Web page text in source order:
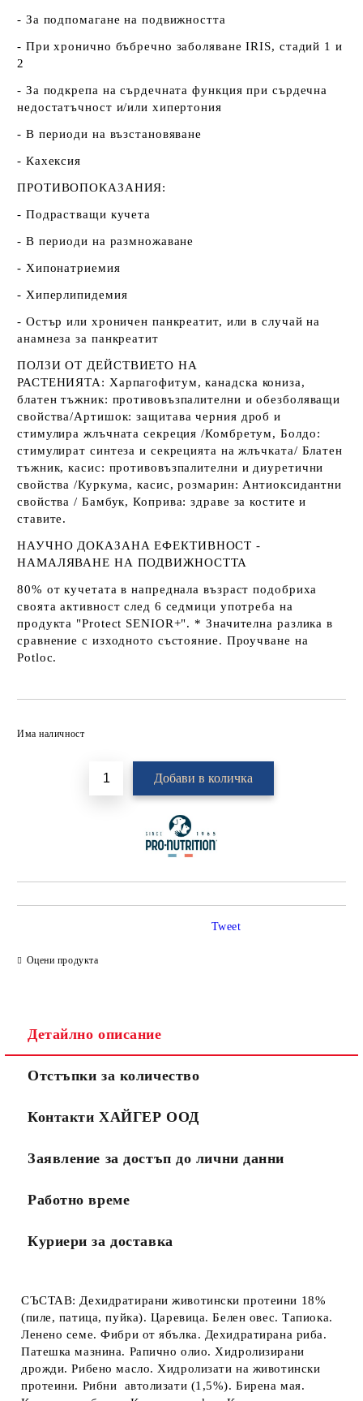
- За подпомагане на подвижността
- При хронично бъбречно заболяване IRIS, стадий 1 и
2
- За подкрепа на сърдечната функция при сърдечна
недостатъчност и/или хипертония
- В периоди на възстановяване
- Кахексия
ПРОТИВОПОКАЗАНИЯ:
- Подрастващи кучета
- В периоди на размножаване
- Хипонатриемия
- Хиперлипидемия
- Остър или хроничен панкреатит, или в случай на
анамнеза за панкреатит
ПОЛЗИ ОТ ДЕЙСТВИЕТО НА
РАСТЕНИЯТА: Харпагофитум, канадска кониза,
блатен тъжник: противовъзпалителни и обезболяващи
свойства/Артишок: защитава черния дроб и
стимулира жлъчната секреция /Комбретум, Болдо:
стимулират синтеза и секрецията на жлъчката/ Блатен
тъжник, касис: противовъзпалителни и диуретични
свойства /Куркума, касис, розмарин: Антиоксидантни
свойства / Бамбук, Коприва: здраве за костите и
ставите.
НАУЧНО ДОКАЗАНА ЕФЕКТИВНОСТ -
НАМАЛЯВАНЕ НА ПОДВИЖНОСТТА
80% от кучетата в напреднала възраст подобриха
своята активност след 6 седмици употреба на
продукта "Protect SENIOR+". * Значителна разлика в
сравнение с изходното състояние. Проучване на
Potloc.
Има наличност
Оцени продукта
Tweet
Детайлно описание
Отстъпки за количество
Контакти ХАЙГЕР ООД
Заявление за достъп до лични данни
Работно време
Куриери за доставка
СЪСТАВ: Дехидратирани животински протеини 18%
(пиле, патица, пуйка). Царевица. Белен овес. Тапиока.
Ленено семе. Фибри от ябълка. Дехидратирана риба.
Патешка мазнина. Рапично олио. Хидролизирани
дрожди. Рибено масло. Хидролизати на животински
протеини. Рибни автолизати (1,5%). Бирена мая.